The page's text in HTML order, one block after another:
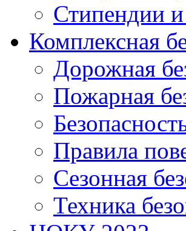
Стипендии
Комплексная
Дорожная
Пожарная
Правила
Сезонная
Техника